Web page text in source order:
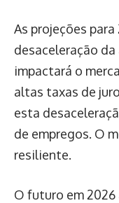
As projeções
desaceleração
impactará o
altas taxas de
esta
de empregos. O
resiliente.
O futuro em